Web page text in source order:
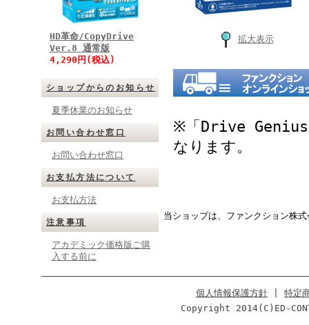
HD革命/CopyDrive
Ver.8 通常版
4,290円(税込)
ショップからのお知らせ
夏季休業のお知らせ
お問い合わせ窓口
お問い合わせ窓口
お支払方法について
お支払方法
注意事項
アカデミック価格版ご購
入する前に
拡大表示
※「Drive Genius
なります。
当ショップは、ファンクション株
個人情報保護方針
特定
Copyright 2014(C)ED-